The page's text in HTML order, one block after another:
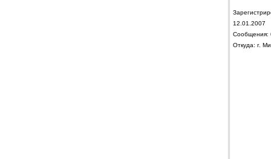
12.01.2007
Сообщения:
Откуда: г.